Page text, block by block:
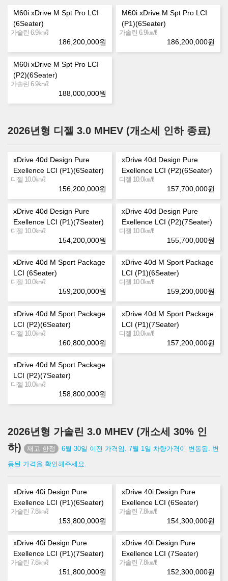
M60i xDrive M Spt Pro LCI
(6Seater)
가솔린 6.9㎞/ℓ
186,200,000원
M60i xDrive M Spt Pro LCI
(P1)(6Seater)
가솔린 6.9㎞/ℓ
186,200,000원
M60i xDrive M Spt Pro LCI
(P2)(6Seater)
가솔린 6.9㎞/ℓ
188,000,000원
2026년형 디젤 3.0 MHEV (개소세 인하 종료)
xDrive 40d Design Pure
Exellence LCI (P1)(6Seater)
디젤 10.0㎞/ℓ
156,200,000원
xDrive 40d Design Pure
Exellence LCI (P2)(6Seater)
디젤 10.0㎞/ℓ
157,700,000원
xDrive 40d Design Pure
Exellence LCI (P1)(7Seater)
디젤 10.0㎞/ℓ
154,200,000원
xDrive 40d Design Pure
Exellence LCI (P2)(7Seater)
디젤 10.0㎞/ℓ
155,700,000원
xDrive 40d M Sport Package
LCI (6Seater)
디젤 10.0㎞/ℓ
159,200,000원
xDrive 40d M Sport Package
LCI (P1)(6Seater)
디젤 10.0㎞/ℓ
159,200,000원
xDrive 40d M Sport Package
LCI (P2)(6Seater)
디젤 10.0㎞/ℓ
160,800,000원
xDrive 40d M Sport Package
LCI (P1)(7Seater)
디젤 10.0㎞/ℓ
157,200,000원
xDrive 40d M Sport Package
LCI (P2)(7Seater)
디젤 10.0㎞/ℓ
158,800,000원
2026년형 가솔린 3.0 MHEV (개소세 30% 인
하)
6월 30일 이전 가격임. 7월 1일 차량가격이 변동됨. 변
동된 가격을 확인해주세요.
xDrive 40i Design Pure
Exellence LCI (P1)(6Seater)
가솔린 7.8㎞/ℓ
153,800,000원
xDrive 40i Design Pure
Exellence LCI (6Seater)
가솔린 7.8㎞/ℓ
154,300,000원
xDrive 40i Design Pure
Exellence LCI (P1)(7Seater)
가솔린 7.8㎞/ℓ
151,800,000원
xDrive 40i Design Pure
Exellence LCI (7Seater)
가솔린 7.8㎞/ℓ
152,300,000원